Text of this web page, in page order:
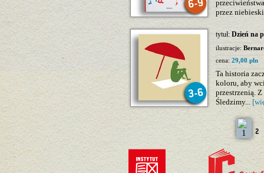
przez
tytuł: Dzień na
ilustracje:
cena: 29,00 pln
Ta historia
koloru, aby
przestrzenią.
Śledzimy...